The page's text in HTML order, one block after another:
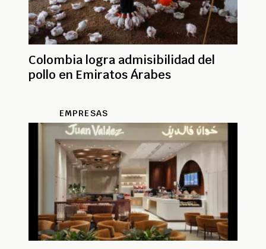
Colombia logra admisibilidad del
pollo en Emiratos Árabes
EMPRESAS